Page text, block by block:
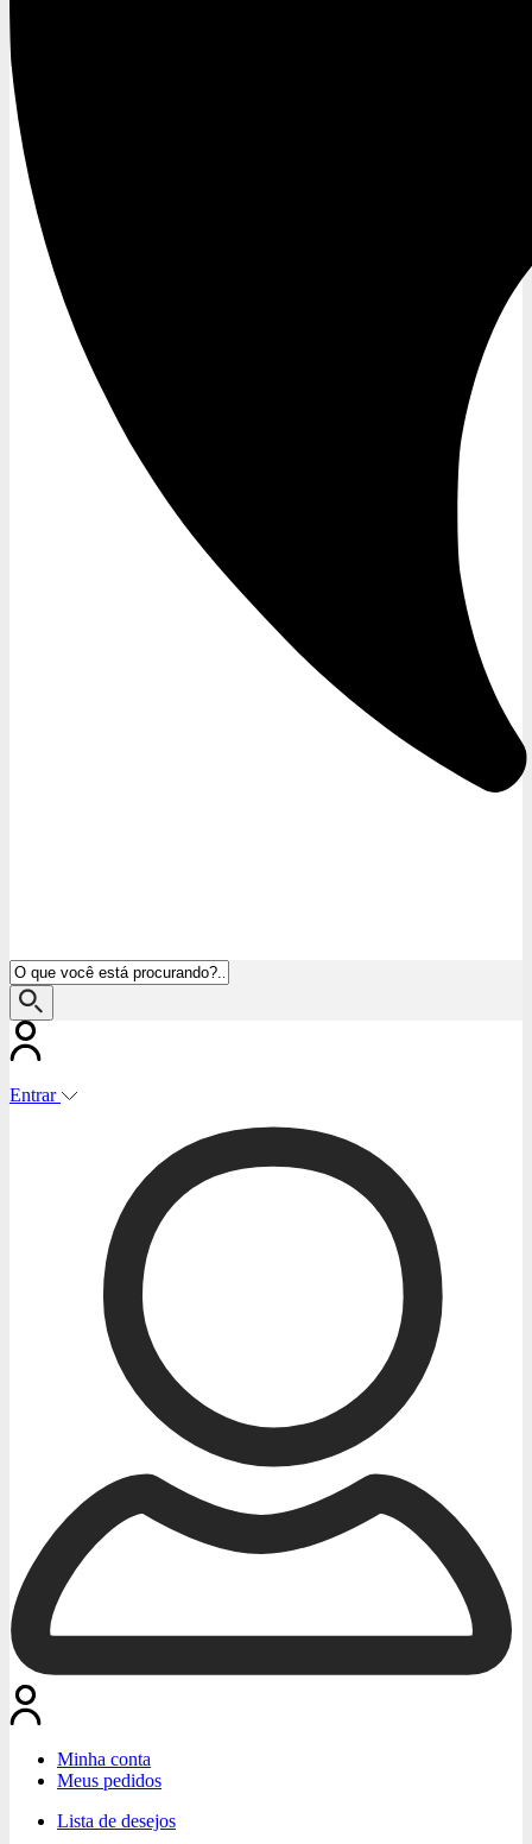
Entrar
Minha conta
Meus pedidos
Lista de desejos